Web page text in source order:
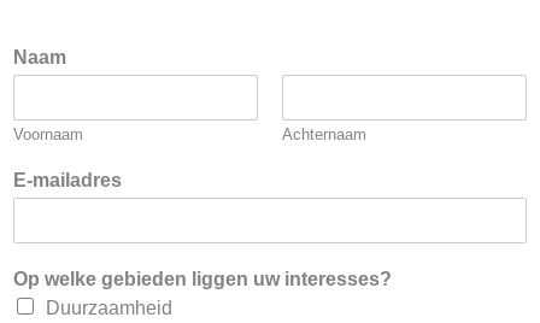
n
a
e
l
j
:
-
m
Naam
Voornaam Achternaam
E-mailadres
Op welke gebieden liggen uw interesses?
Duurzaamheid